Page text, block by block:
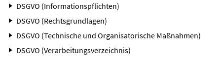
DSGVO (Informationspflichten)
DSGVO (Rechtsgrundlagen)
DSGVO (Technische und Organisatorische Maßnahmen)
DSGVO (Verarbeitungsverzeichnis)